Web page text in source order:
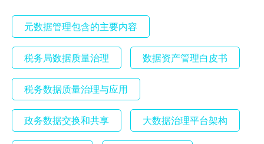
元数据管理包含的主要内容
税务局数据质量治理 数据资产管理白皮书
税务数据质量治理与应用
政务数据交换和共享 大数据治理平台架构